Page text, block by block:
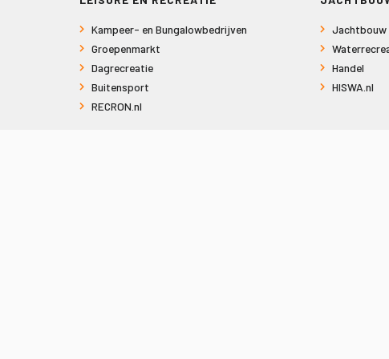
Kampeer- en Bungalowbedrijven
Groepenmarkt
Dagrecreatie
Buitensport
RECRON.nl
Jachtbouw
Handel
HISWA.nl